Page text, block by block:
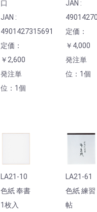
口
JAN :
4901427315691
定価：
￥2,600
発注単
位：1個
JAN :
定価：
￥4,000
発注単
位：1個
LA21-10
色紙 奉書
1枚入
LA21-61
色紙 練習
帖